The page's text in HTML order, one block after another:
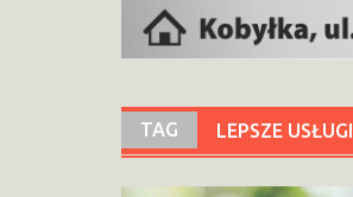
TAG LEPSZE USŁUGI